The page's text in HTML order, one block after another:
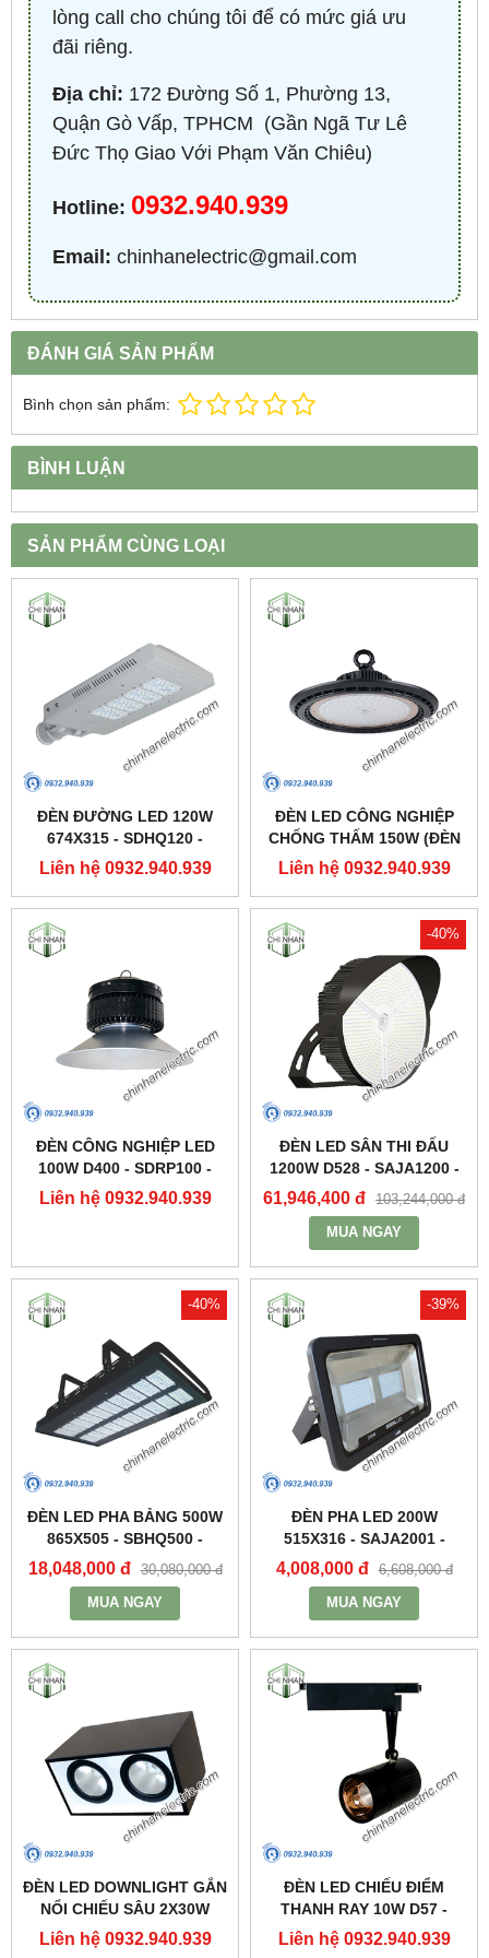
lòng call cho chúng tôi để có mức giá ưu
đãi riêng.
Địa chỉ: 172 Đường Số 1, Phường 13,
Quận Gò Vấp, TPHCM ​ (Gần Ngã Tư Lê
Đức Thọ Giao Với Phạm Văn Chiêu)
Hotline: 0932.940.939
Email: chinhanelectric@gmail.com
ĐÁNH GIÁ SẢN PHẨM
Bình chọn sản phẩm:
BÌNH LUẬN
SẢN PHẨM CÙNG LOẠI
ĐÈN ĐƯỜNG LED 120W
674X315 - SDHQ120 -
DUHAL
Liên hệ 0932.940.939
ĐÈN LED CÔNG NGHIỆP
CHỐNG THẤM 150W (ĐÈN
HIGHBAY NHÀ XƯỞNG) -
DDB150 - DUHAL
Liên hệ 0932.940.939
ĐÈN CÔNG NGHIỆP LED
100W D400 - SDRP100 -
DUHAL
Liên hệ 0932.940.939
-40%
ĐÈN LED SÂN THI ĐẤU
1200W D528 - SAJA1200 -
DUHAL
61,946,400 đ 103,244,000 đ
MUA NGAY
-40%
ĐÈN LED PHA BẢNG 500W
865X505 - SBHQ500 -
DUHAL
18,048,000 đ 30,080,000 đ
MUA NGAY
-39%
ĐÈN PHA LED 200W
515X316 - SAJA2001 -
DUHAL
4,008,000 đ 6,608,000 đ
MUA NGAY
ĐÈN LED DOWNLIGHT GẮN
NỔI CHIẾU SÂU 2X30W
310X160 - DFB2301 -
Liên hệ 0932.940.939
ĐÈN LED CHIẾU ĐIỂM
THANH RAY 10W D57 -
DIA1101 - DUHAL
Liên hệ 0932.940.939